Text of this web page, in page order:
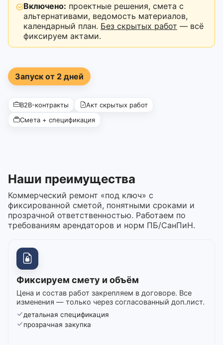
Включено: проектные решения, смета с
альтернативами, ведомость материалов,
календарный план. Без скрытых работ — всё
фиксируем актами.
Запуск от 2 дней
B2B-контракты
Акт скрытых работ
Смета + спецификация
Наши преимущества
Коммерческий ремонт «под ключ» с
фиксированной сметой, понятными сроками и
прозрачной ответственностью. Работаем по
требованиям арендаторов и норм ПБ/СанПиН.
Фиксируем смету и объём
Цена и состав работ закрепляем в договоре. Все
изменения — только через согласованный доп.лист.
детальная спецификация
прозрачная закупка